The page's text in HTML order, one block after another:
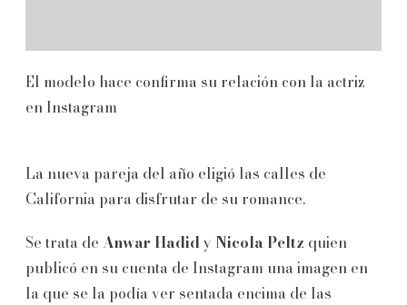
El modelo hace confirma su relación con la actriz
en Instagram
La nueva pareja del año eligió las calles de
California para disfrutar de su romance.
Se trata de Anwar Hadid y Nicola Peltz quien
publicó en su cuenta de Instagram una imagen en
la que se la podía ver sentada encima de las